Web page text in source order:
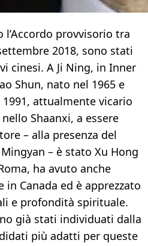
provvisorio tra
2018, sono stati
cinesi. A Ji Ning, in Inner
Shun, nato nel 1965 e
attualmente vicario
Shaanxi, a essere
– alla presenza del
– è stato Xu Hong
ha avuto anche
in Canada ed è apprezzato
e profondità spirituale.
già stati individuati dalla
più adatti per queste